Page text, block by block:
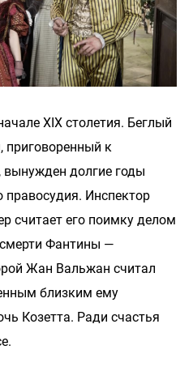
XIX столетия. Беглый
к
долгие годы
правосудия. Инспектор
считает его поимку делом
Фантины —
Жан Вальжан считал
близким ему
Козетта. Ради счастья